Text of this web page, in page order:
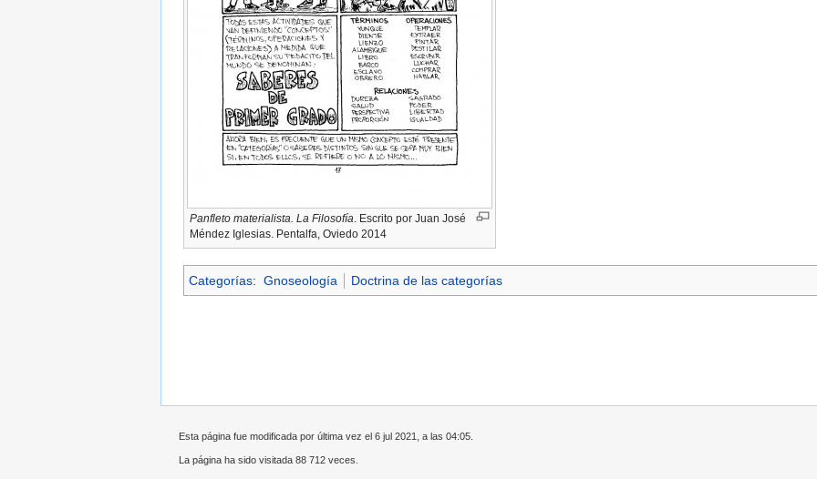
Panfleto materialista. La Filosofía. Escrito por Juan José
Méndez Iglesias. Pentalfa, Oviedo 2014
Categorías: Gnoseología Doctrina de las categorías
Esta página fue modificada por última vez el 6 jul 2021, a las 04:05.
La página ha sido visitada 88 712 veces.